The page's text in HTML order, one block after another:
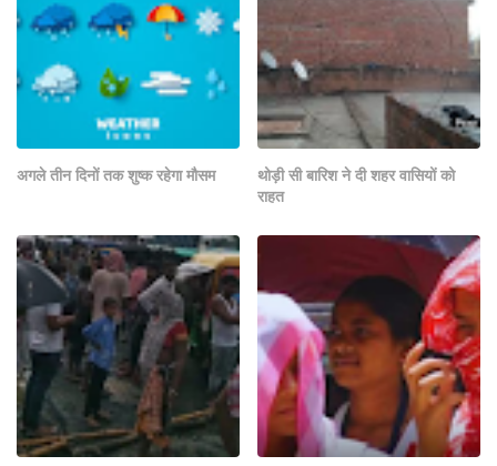
अगले तीन दिनों तक शुष्क रहेगा मौसम
थोड़ी सी बारिश ने दी शहर वासियों को
राहत